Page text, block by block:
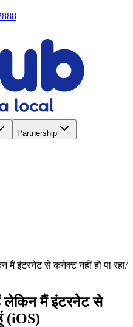
Partnership
मैं इंटरनेट से कनेक्ट नहीं हो पा रहा/
लेकिन मैं इंटरनेट से
(iOS)